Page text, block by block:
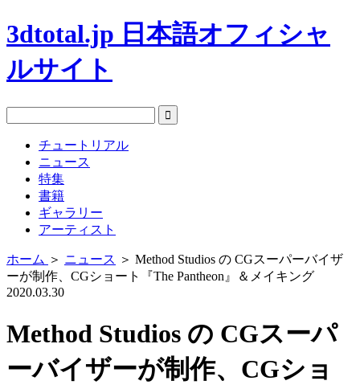
3dtotal.jp 日本語オフィシャ
ルサイト
チュートリアル
ニュース
特集
書籍
ギャラリー
アーティスト
ホーム ＞ ニュース ＞ Method Studios の CGスーパーバイザ
ーが制作、CGショート『The Pantheon』＆メイキング
2020.03.30
Method Studios の CGスーパ
ーバイザーが制作、CGショ